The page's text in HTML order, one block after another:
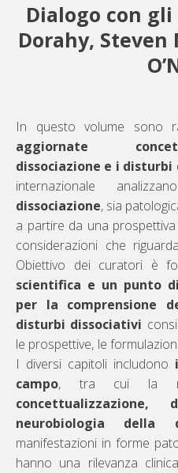
Dialogo con
Dorahy, Steven
In questo volume sono
aggiornate
dissociazione e i disturbi
internazionale
dissociazione, sia
a partire da una
considerazioni che
Obiettivo dei curatori è
scientifica e un punto
per la comprensione
disturbi dissociativi
le prospettive, le
I diversi capitoli includono
campo, tra cui la
neurobiologia della
manifestazioni in forme
hanno una rilevanza